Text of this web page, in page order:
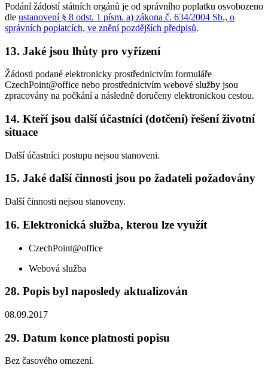
Podání žádostí státních orgánů je od správního poplatku osvobozeno
dle ustanovení § 8 odst. 1 písm. a) zákona č. 634/2004 Sb., o
správních poplatcích, ve znění pozdějších předpisů.
13. Jaké jsou lhůty pro vyřízení
Žádosti podané elektronicky prostřednictvím formuláře
CzechPoint@office nebo prostřednictvím webové služby jsou
zpracovány na počkání a následně doručeny elektronickou cestou.
14. Kteří jsou další účastníci (dotčení) řešení životní
situace
Další účastníci postupu nejsou stanoveni.
15. Jaké další činnosti jsou po žadateli požadovány
Další činnosti nejsou stanoveny.
16. Elektronická služba, kterou lze využít
CzechPoint@office
Webová služba
28. Popis byl naposledy aktualizován
08.09.2017
29. Datum konce platnosti popisu
Bez časového omezení.